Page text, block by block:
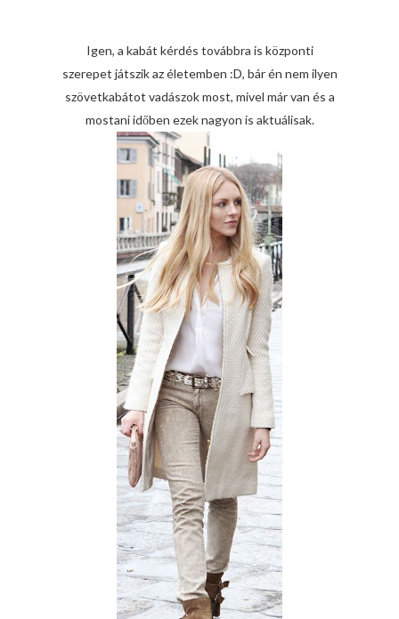
Igen, a kabát kérdés továbbra is központi
szerepet játszik az életemben :D, bár én nem ilyen
szövetkabátot vadászok most, mivel már van és a
mostani időben ezek nagyon is aktuálisak.